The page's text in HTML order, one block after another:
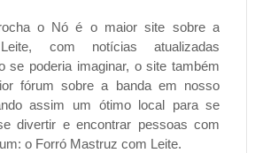
o Nó é o maior site sobre a
com notícias atualizadas
se poderia imaginar, o site também
fórum sobre a banda em nosso
assim um ótimo local para se
divertir e encontrar pessoas com
o Forró Mastruz com Leite.